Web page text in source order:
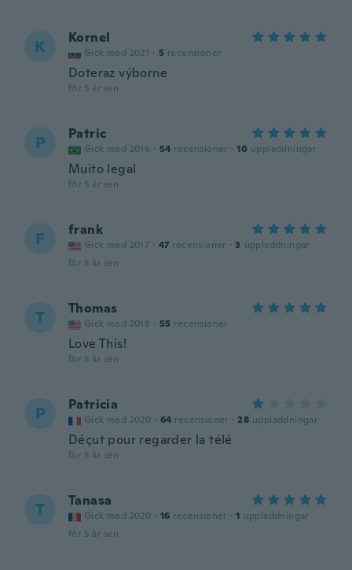
K Kornel
Gick med 2021 · 5 recensioner
Doteraz výborne
för 5 år sen
P Patric
Gick med 2016 · 54 recensioner · 10 uppladdningar
Muito legal
för 5 år sen
F frank
Gick med 2017 · 47 recensioner · 3 uppladdningar
för 5 år sen
T Thomas
Gick med 2018 · 55 recensioner
Love This!
för 5 år sen
P Patricia
Gick med 2020 · 64 recensioner · 28 uppladdningar
Déçut pour regarder la télé
för 5 år sen
T Tanasa
Gick med 2020 · 16 recensioner · 1 uppladdningar
för 5 år sen